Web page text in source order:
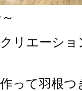
リエーシ
って羽根